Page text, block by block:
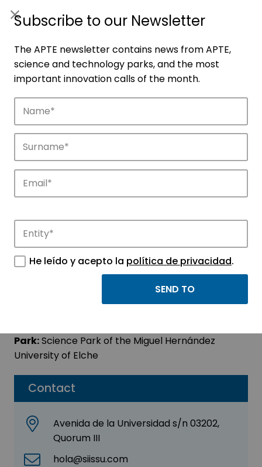
Companies
Discover the companies that drive
Contact
Avenida de la Universidad s/n 03202,
Quorum III
hola@siissu.com
ENYEIDI, S.L.
Park:Science Park of the Miguel Hernández
University of Elche
Subscribe to our Newsletter
The APTE newsletter contains news from APTE,
science and technology parks, and the most
important innovation calls of the month.
He leído y acepto la política de privacidad.